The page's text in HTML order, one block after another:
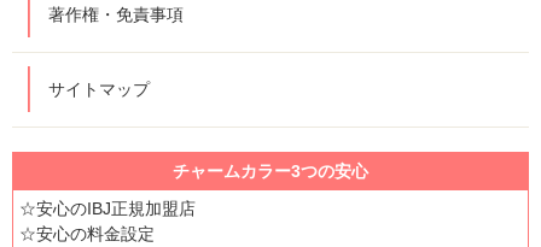
著作権・免責事項
サイトマップ
チャームカラー3つの安心
☆安心のIBJ正規加盟店
☆安心の料金設定